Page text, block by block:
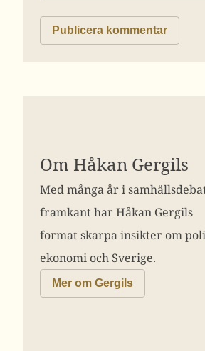
Om Håkan Gergils
Med många år i
framkant har Håkan Gergils
format skarpa insikter om
ekonomi och Sverige.
Mer om Gergils